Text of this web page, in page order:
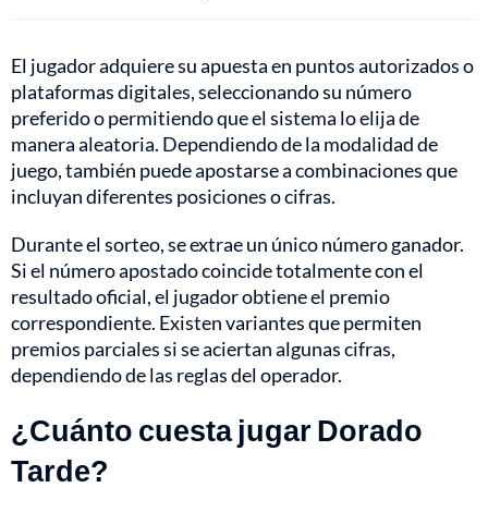
El jugador adquiere su apuesta en puntos autorizados o
plataformas digitales, seleccionando su número
preferido o permitiendo que el sistema lo elija de
manera aleatoria. Dependiendo de la modalidad de
juego, también puede apostarse a combinaciones que
incluyan diferentes posiciones o cifras.
Durante el sorteo, se extrae un único número ganador.
Si el número apostado coincide totalmente con el
resultado oficial, el jugador obtiene el premio
correspondiente. Existen variantes que permiten
premios parciales si se aciertan algunas cifras,
dependiendo de las reglas del operador.
¿Cuánto cuesta jugar Dorado
Tarde?